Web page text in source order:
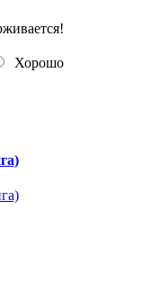
Хорошо